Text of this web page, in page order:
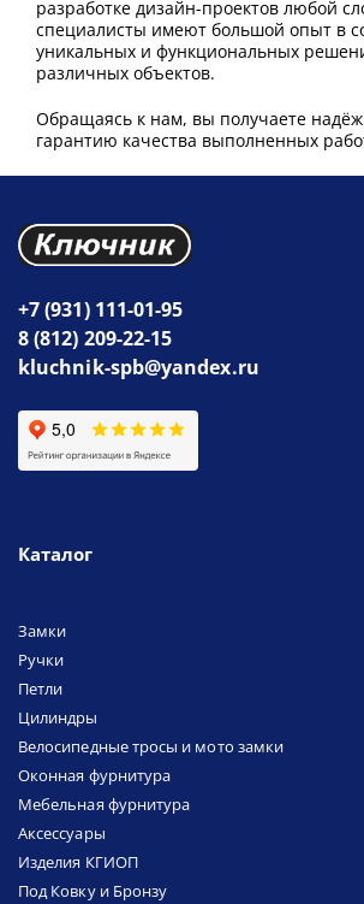
разработке дизайн-проектов любой
специалисты имеют большой опыт в
уникальных и функциональных
различных объектов.
Обращаясь к нам, вы получаете
гарантию качества выполненных
+7 (931) 111-01-95
8 (812) 209-22-15
kluchnik-spb@yandex.ru
Каталог
Замки
Ручки
Петли
Цилиндры
Велосипедные тросы и мото замки
Оконная фурнитура
Мебельная фурнитура
Аксессуары
Изделия КГИОП
Под Ковку и Бронзу